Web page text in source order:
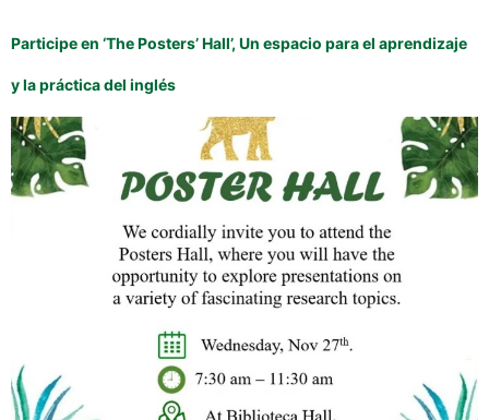
Participe en ‘The Posters’ Hall’, Un espacio para el aprendizaje
y la práctica del inglés